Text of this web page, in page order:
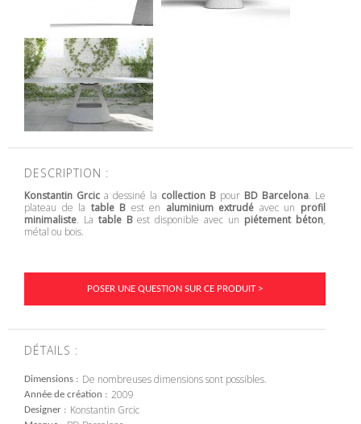
DESCRIPTION :
Konstantin Grcica dessiné la collection Bpour BD Barcelona. Le
plateau de la table B est en aluminium extrudé avec un profil
minimaliste. La table Best disponible avec un piétement béton,
métal ou bois.
POSER UNE QUESTION SUR CE PRODUIT >
DÉTAILS :
Dimensions De nombreuses dimensions sont possibles.
Année de création 2009
Designer Konstantin Grcic